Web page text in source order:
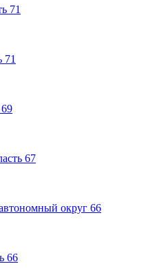
71
71
69
67
округ 66
66